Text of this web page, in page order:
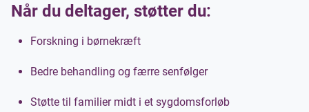
Når du deltager, støtter du:
Forskning i børnekræft
Bedre behandling og færre senfølger
Støtte til familier midt i et sygdomsforløb